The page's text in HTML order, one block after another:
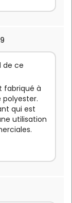
de ce
fabriqué à
polyester.
qui est
utilisation